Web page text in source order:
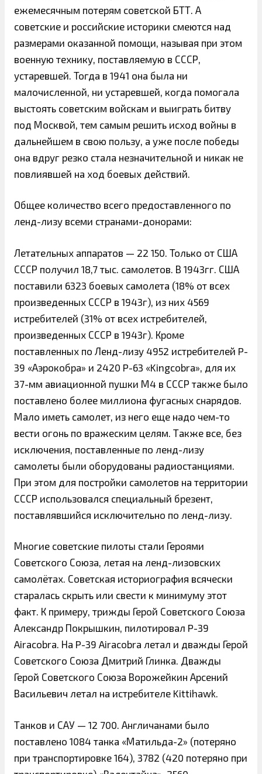
ежемесячным потерям советской БТТ. А
советские и российские историки смеются над
размерами оказанной помощи, называя при этом
военную технику, поставляемую в СССР,
устаревшей. Тогда в 1941 она была ни
малочисленной, ни устаревшей, когда помогала
выстоять советским войскам и выиграть битву
под Москвой, тем самым решить исход войны в
дальнейшем в свою пользу, а уже после победы
она вдруг резко стала незначительной и никак не
повлиявшей на ход боевых действий.
Общее количество всего предоставленного по
ленд-лизу всеми странами-донорами:
Летательных аппаратов — 22 150. Только от США
СССР получил 18,7 тыс. самолетов. В 1943гг. США
поставили 6323 боевых самолета (18% от всех
произведенных СССР в 1943г), из них 4569
истребителей (31% от всех истребителей,
произведенных СССР в 1943г). Кроме
поставленных по Ленд-лизу 4952 истребителей P-
39 «Аэрокобра» и 2420 P-63 «Kingcobra», для их
37-мм авиационной пушки М4 в СССР также было
поставлено более миллиона фугасных снарядов.
Мало иметь самолет, из него еще надо чем-то
вести огонь по вражеским целям. Также все, без
исключения, поставленные по ленд-лизу
самолеты были оборудованы радиостанциями.
При этом для постройки самолетов на территории
СССР использовался специальный брезент,
поставлявшийся исключительно по ленд-лизу.
Многие советские пилоты стали Героями
Советского Союза, летая на ленд-лизовских
самолётах. Советская историография всячески
старалась скрыть или свести к минимуму этот
факт. К примеру, трижды Герой Советского Союза
Александр Покрышкин, пилотировал P-39
Airacobra. На P-39 Airacobra летал и дважды Герой
Советского Союза Дмитрий Глинка. Дважды
Герой Советского Союза Ворожейкин Арсений
Васильевич летал на истребителе Kittihawk.
Танков и САУ — 12 700. Англичанами было
поставлено 1084 танка «Матильда-2» (потеряно
при транспортировке 164), 3782 (420 потеряно при